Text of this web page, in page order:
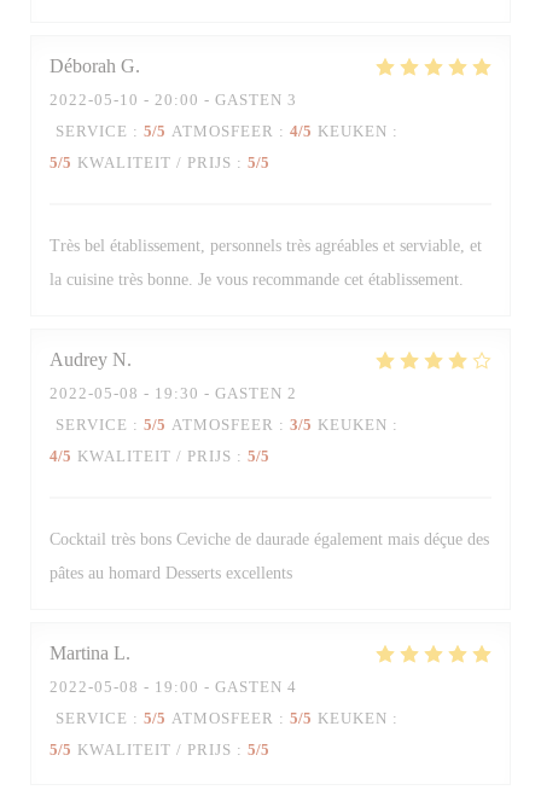
Déborah G
2022-05-10 - 20:00 - GASTEN 3
SERVICE : 5/5 ATMOSFEER : 4/5 KEUKEN :
5/5 KWALITEIT / PRIJS : 5/5
Très bel établissement, personnels très agréables et serviable, et
la cuisine très bonne. Je vous recommande cet établissement.
Audrey N
2022-05-08 - 19:30 - GASTEN 2
SERVICE : 5/5 ATMOSFEER : 3/5 KEUKEN :
4/5 KWALITEIT / PRIJS : 5/5
Cocktail très bons Ceviche de daurade également mais déçue des
pâtes au homard Desserts excellents
Martina L
2022-05-08 - 19:00 - GASTEN 4
SERVICE : 5/5 ATMOSFEER : 5/5 KEUKEN :
5/5 KWALITEIT / PRIJS : 5/5